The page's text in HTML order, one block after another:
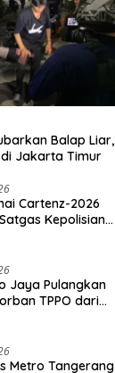
Balap Liar,
Jakarta Timur
Cartenz-2026
Kepolisian
Jaya Pulangkan
TPPO dari
Metro Tangerang